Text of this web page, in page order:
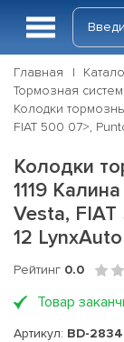
Главная
Тормозная
Колодки
FIAT 500 07>,
Колодки
1119
Vesta,
12 LynxAuto
Рейтинг 0.0
Товар
Артикул: BD-2834